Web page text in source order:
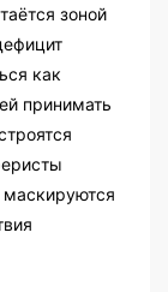
зоной
как
принимать